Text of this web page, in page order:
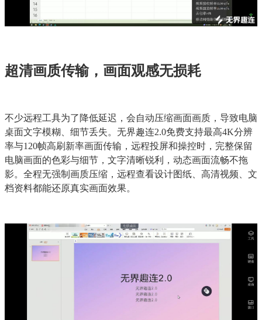
超清画质传输，画面观感无损耗
不少远程工具为了降低延迟，会自动压缩画面画质，导致电脑
桌面文字模糊、细节丢失。无界趣连2.0免费支持最高4K分辨
率与120帧高刷新率画面传输，远程投屏和操控时，完整保留
电脑画面的色彩与细节，文字清晰锐利，动态画面流畅不拖
影。全程无强制画质压缩，远程查看设计图纸、高清视频、文
档资料都能还原真实画面效果。